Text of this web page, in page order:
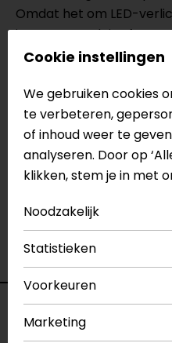
Omdat het om LED-
je een LED-relais of
juiste knipperfrequentie
Meer informatie
Heb je meer informatie
Neem dan
met
van onze winkels in
Eindhoven, Vianen of
het product bekijken &
verkoopmedewerkers
Bekijk onze andere
Specificaties
Cookie instellingen
We gebruiken cookies
te verbeteren,
of inhoud weer te
analyseren. Door op
klikken, stem je in met
Noodzakelijk
Statistieken
Voorkeuren
Marketing